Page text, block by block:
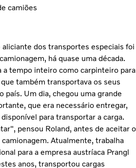
camiões
dos transportes especiais foi
há quase uma década.
a tempo inteiro como carpinteiro para
também transportava os seus
país. Um dia, chegou uma grande
que era necessário entregar,
para transportar a carga.
pensou Roland, antes de aceitar o
Atualmente, trabalha
para a empresa austríaca Prangl
anos, transportou cargas